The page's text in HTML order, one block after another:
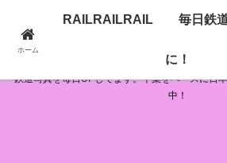
RAILRAILRAIL 毎日鉄道写
鉄道写真を毎日UPしてます。千葉をベースに日
中！
ホーム
RAILRAILRAIL 毎日鉄道
に！